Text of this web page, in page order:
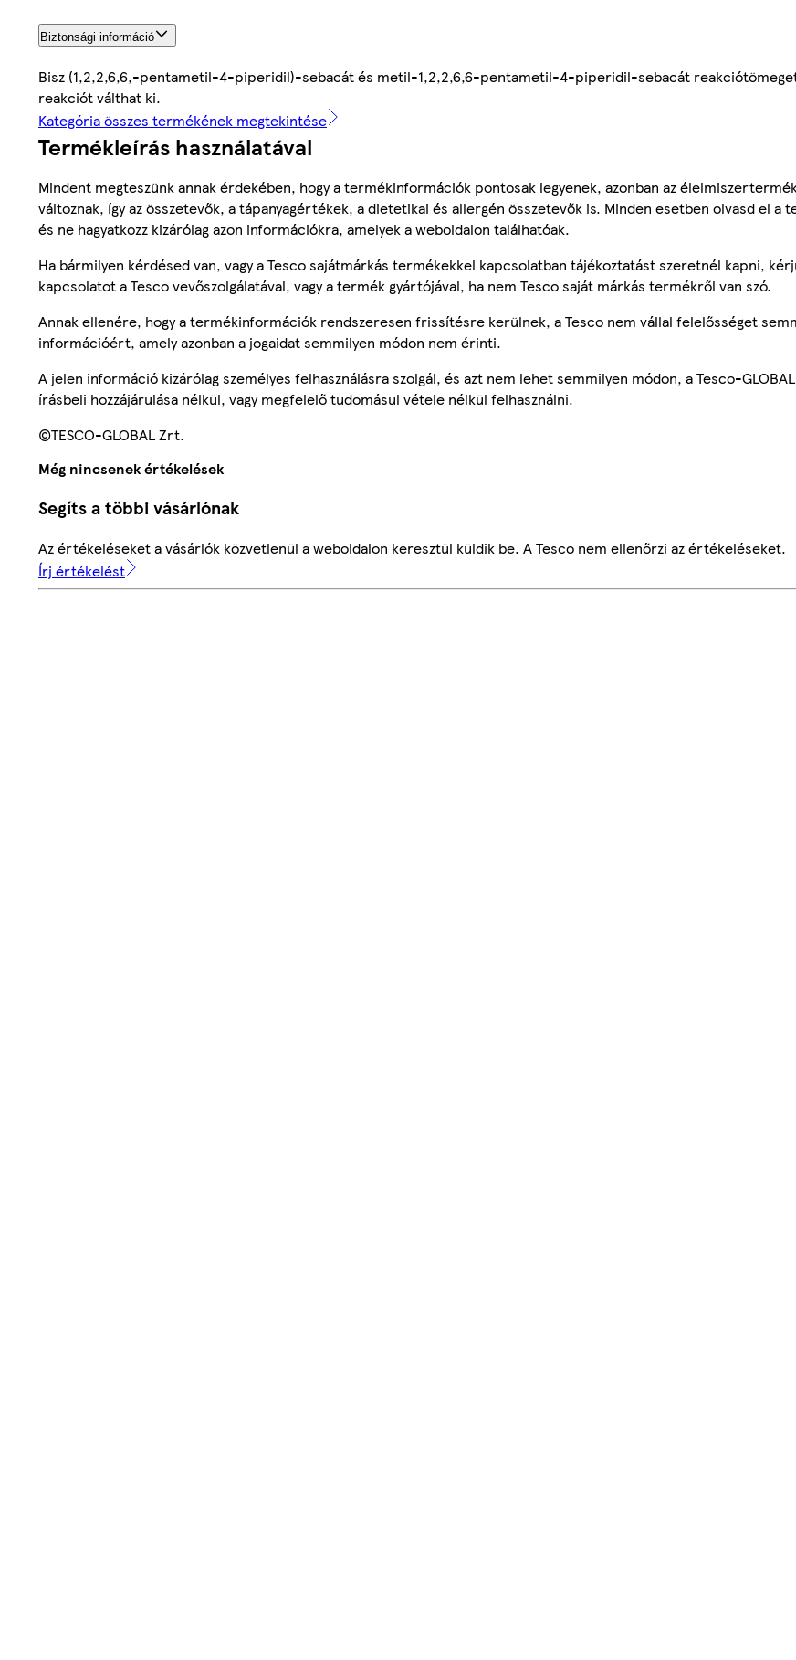
Biztonsági információ
Bisz (1,2,2,6,6,-pentametil-4-piperidil)-sebacát és metil-1,2,2,6,6-pentametil-4-piperidil-sebacát
reakciót válthat ki.
Kategória összes termékének megtekintése
Termékleírás használatával
Mindent megteszünk annak érdekében, hogy a termékinformációk pontosak legyenek, azonban az
változnak, így az összetevők, a tápanyagértékek, a dietetikai és allergén összetevők is. Minden esetben olvasd el a
és ne hagyatkozz kizárólag azon információkra, amelyek a weboldalon találhatóak.
Ha bármilyen kérdésed van, vagy a Tesco sajátmárkás termékekkel kapcsolatban tájékoztatást szeretnél kapni,
kapcsolatot a Tesco vevőszolgálatával, vagy a termék gyártójával, ha nem Tesco saját márkás termékről van szó.
Annak ellenére, hogy a termékinformációk rendszeresen frissítésre kerülnek, a Tesco nem vállal felelősséget
információért, amely azonban a jogaidat semmilyen módon nem érinti.
A jelen információ kizárólag személyes felhasználásra szolgál, és azt nem lehet semmilyen módon, a Tesco-
írásbeli hozzájárulása nélkül, vagy megfelelő tudomásul vétele nélkül felhasználni.
©TESCO-GLOBAL Zrt.
Még nincsenek értékelések
Segíts a többi vásárlónak
Az értékeléseket a vásárlók közvetlenül a weboldalon keresztül küldik be. A Tesco nem ellenőrzi az értékeléseket.
Írj értékelést